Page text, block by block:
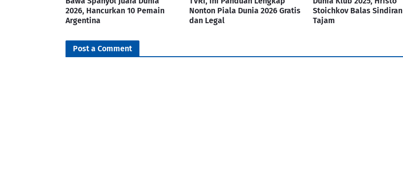
2026, Hancurkan 10 Pemain
Argentina
Nonton Piala Dunia 2026 Gratis
dan Legal
Stoichkov Balas Sindiran
Tajam
Post a Comment